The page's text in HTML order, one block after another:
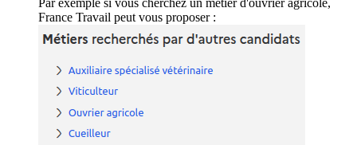
Par exemple si vous cherchez un métier d'ouvrier agricole,
France Travail peut vous proposer :